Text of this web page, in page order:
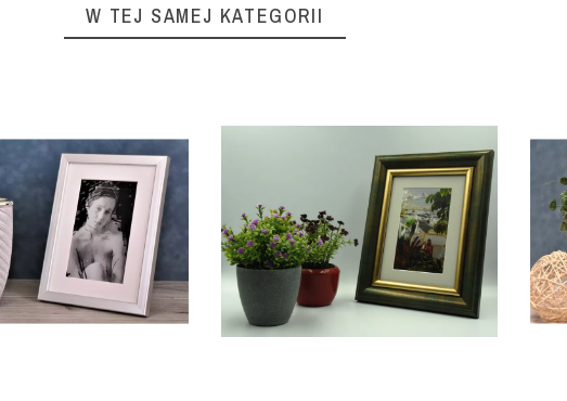
W TEJ SAMEJ KATEGORII